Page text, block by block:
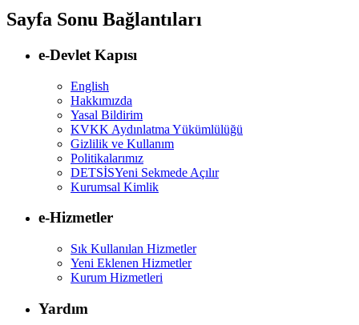
Sayfa Sonu Bağlantıları
e-Devlet Kapısı
English
Hakkımızda
Yasal Bildirim
KVKK Aydınlatma Yükümlülüğü
Gizlilik ve Kullanım
Politikalarımız
DETSİSYeni Sekmede Açılır
Kurumsal Kimlik
e-Hizmetler
Sık Kullanılan Hizmetler
Yeni Eklenen Hizmetler
Kurum Hizmetleri
Yardım